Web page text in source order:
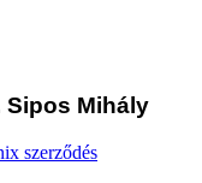
Sipos Mihály
szerződés